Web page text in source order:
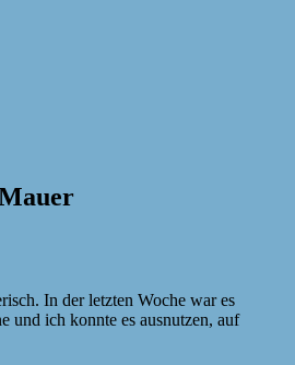
In der letzten Woche war es
und ich konnte es ausnutzen, auf